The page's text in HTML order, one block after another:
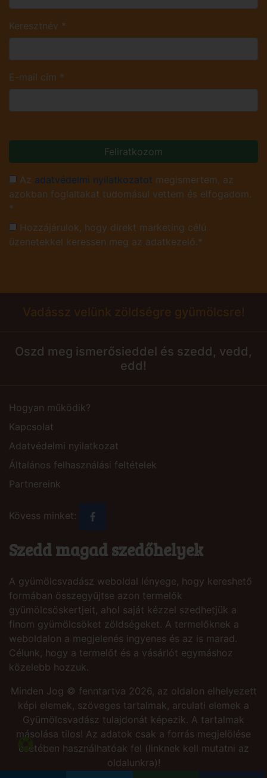
Keresztnév *
E-mail cím *
Feliratkozom
Az adatvédelmi nyilatkozatot megismertem, az
azokban foglaltakat tudomásul vettem és elfogadom.
*
Hozzájárulok, hogy direkt marketing célú
üzenetekkel keressen meg az adatkezelő.*
Vadássz velünk zöldségre gyümölcsre!
Oszd meg ismerősieddel és szedd, vedd,
edd!
Hogyan működik?
Kapcsolat
Adatvédelmi nyilatkozat
Általános felhasználási feltételek
Partnereink
Kövess minket:
Szedd magad szedőhelyek
A gyümölcsvadász weboldal lényege, hogy kereshető
formában összegyűjtse azon termelők
gyümölcsöskertjeit, ahol saját kézzel szedhetjük a
finom gyümölcsöket zöldségeket. A termelőknek a
weboldalon a megjelenés ingyenes és az is marad.
Célunk, hogy a termelőt és a vásárlót egymáshoz
közelebb hozzuk.
Minden Jog © fenntartva 2026, az oldalon elhelyezett
képi elemek, szöveges tartalmak, arculati elemek a
Gyümölcsvadász tulajdonát képezik. A tartalmak
másolása tilos! Az adatok csak a forrás megjelölése
esetében használhatóak fel (linknek kell mutatni az
oldalunkra)!